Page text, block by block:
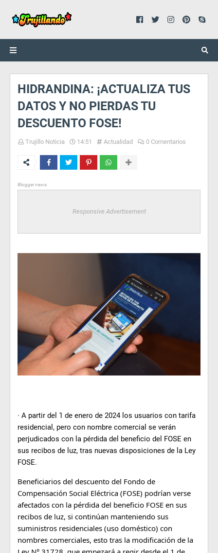
HIDRANDINA: ¡ACTUALIZA TUS
DATOS Y NO PIERDAS TU
DESCUENTO FOSE!
Trujillo Noticia 14:51 Actualidad 0 Comentarios
Blogger news
Responsive Advertisement
· A partir del 1 de enero de 2024 los usuarios con tarifa
residencial, pero con nombre comercial se verán
perjudicados con la pérdida del beneficio del FOSE en
sus recibos de luz, tras nuevas disposiciones de la Ley
FOSE.
Beneficiarios del descuento del Fondo de
Compensación Social Eléctrica (FOSE) podrían verse
afectados con la pérdida del beneficio FOSE en sus
recibos de luz, si continúan manteniendo sus
suministros residenciales (uso doméstico) con
nombres comerciales, esto tras la modificación de la